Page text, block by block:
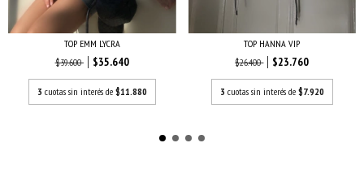
TOP EMM LYCRA
$39.600
$35.640
3 cuotas sin interés de $11.880
TOP HANNA VIP
$26.400
$23.760
3 cuotas sin interés de $7.920